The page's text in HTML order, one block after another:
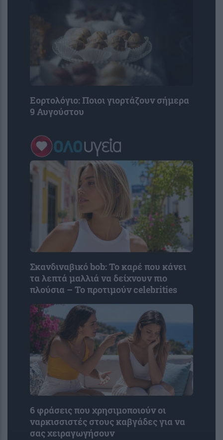
Εορτολόγιο: Ποιοι γιορτάζουν σήμερα
9 Αυγούστου
Σκανδιναβικό bob: Το καρέ που κάνει
τα λεπτά μαλλιά να δείχνουν πιο
πλούσια – Το προτιμούν celebrities
6 φράσεις που χρησιμοποιούν οι
ναρκισσιστές στους καβγάδες για να
σας χειραγωγήσουν